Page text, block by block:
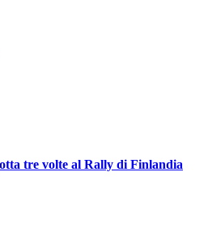
tre volte al Rally di Finlandia